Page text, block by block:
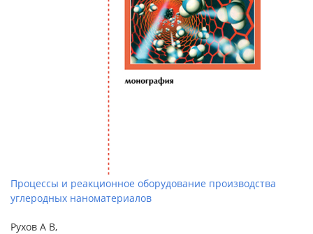
Процессы и реакционное оборудование производства
углеродных наноматериалов
Рухов А В,